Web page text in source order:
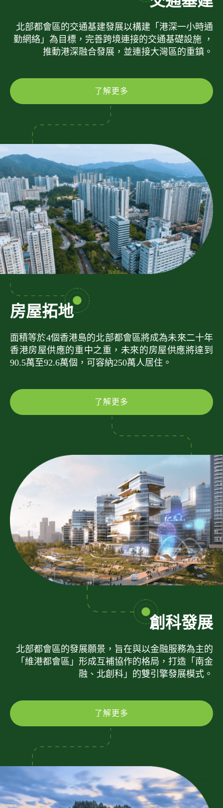
北部都會區的交通基建發展以構建「港深一小時通
勤網絡」為目標，完善跨境連接的交通基礎設施 ，
推動港深融合發展，並連接大灣區的重鎮。
了解更多
房屋拓地
面積等於4個香港島的北部都會區將成為未來二十年
香港房屋供應的重中之重，未來的房屋供應將達到
90.5萬至92.6萬個，可容納250萬人居住。
了解更多
創科發展
北部都會區的發展願景，旨在與以金融服務為主的
「維港都會區」形成互補協作的格局，打造「南金
融、北創科」的雙引擎發展模式。
了解更多